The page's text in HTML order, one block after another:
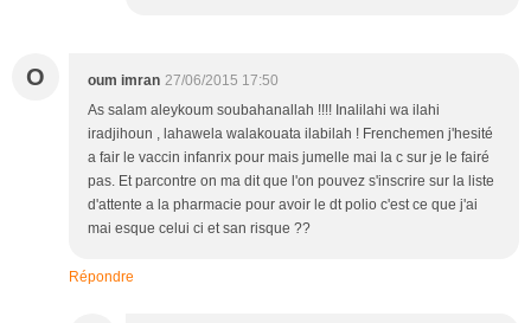
O oum imran 27/06/2015 17:50
As salam aleykoum soubahanallah !!!! Inalilahi wa ilahi
iradjihoun , lahawela walakouata ilabilah ! Frenchemen j'hesité
a fair le vaccin infanrix pour mais jumelle mai la c sur je le fairé
pas. Et parcontre on ma dit que l'on pouvez s'inscrire sur la liste
d'attente a la pharmacie pour avoir le dt polio c'est ce que j'ai
mai esque celui ci et san risque ??
Répondre